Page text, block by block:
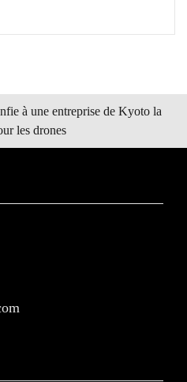
à une entreprise de Kyoto la
les drones